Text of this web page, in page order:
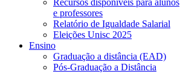
Recursos disponíveis para alunos
e professores
Relatório de Igualdade Salarial
Eleições Unisc 2025
Ensino
Graduação a distância (EAD)
Pós-Graduação a Distância